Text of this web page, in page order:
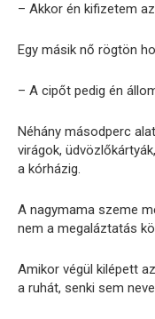
– Akkor én kifizetem
Egy másik nő rögtön
– A cipőt pedig én
Néhány másodperc
virágok,
a kórházig.
A nagymama szeme
nem a megaláztatás
Amikor végül kilépett
a ruhát, senki sem